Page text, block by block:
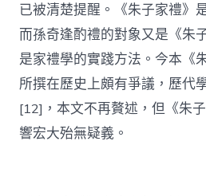
已被清楚提醒。《朱子家禮》
而孫奇逢酌禮的對象又是《朱
是家禮學的實踐方法。今本《
所撰在歷史上頗有爭議，歷代
[12]，本文不再贅述，但《朱
響宏大殆無疑義。